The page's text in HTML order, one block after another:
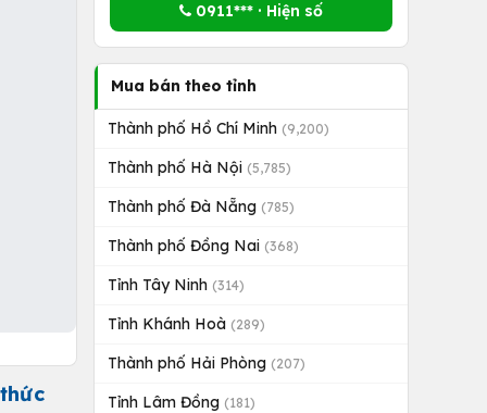
0911*** · Hiện số
Mua bán theo tỉnh
Thành phố Hồ Chí Minh (9,200)
Thành phố Hà Nội (5,785)
Thành phố Đà Nẵng (785)
Thành phố Đồng Nai (368)
Tỉnh Tây Ninh (314)
Tỉnh Khánh Hoà (289)
Thành phố Hải Phòng (207)
Tỉnh Lâm Đồng (181)